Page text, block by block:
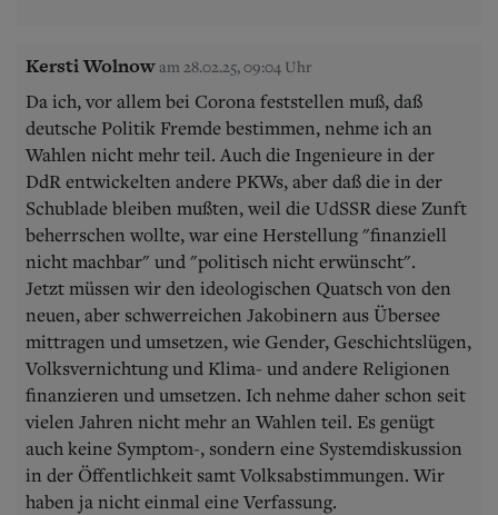
Kersti Wolnow am 28.02.25, 09:04 Uhr
Da ich, vor allem bei Corona feststellen muß, daß
deutsche Politik Fremde bestimmen, nehme ich an
Wahlen nicht mehr teil. Auch die Ingenieure in der
DdR entwickelten andere PKWs, aber daß die in der
Schublade bleiben mußten, weil die UdSSR diese Zunft
beherrschen wollte, war eine Herstellung "finanziell
nicht machbar" und "politisch nicht erwünscht".
Jetzt müssen wir den ideologischen Quatsch von den
neuen, aber schwerreichen Jakobinern aus Übersee
mittragen und umsetzen, wie Gender, Geschichtslügen,
Volksvernichtung und Klima- und andere Religionen
finanzieren und umsetzen. Ich nehme daher schon seit
vielen Jahren nicht mehr an Wahlen teil. Es genügt
auch keine Symptom-, sondern eine Systemdiskussion
in der Öffentlichkeit samt Volksabstimmungen. Wir
haben ja nicht einmal eine Verfassung.